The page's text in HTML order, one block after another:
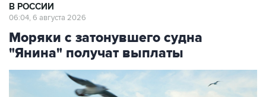
В РОССИИ
06:04, 6 августа 2026
Моряки с затонувшего судна
"Янина" получат выплаты